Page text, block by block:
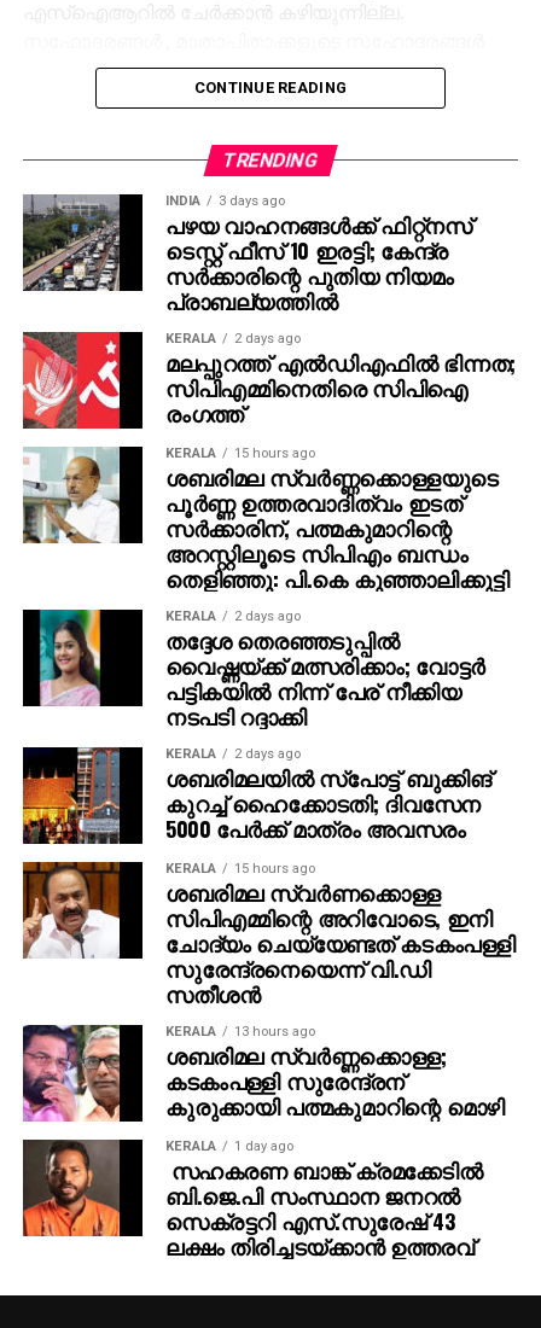
എസ്‌ഐആറില്‍ ചേര്‍ക്കാന്‍ കഴിയുന്നില്ല.
എന്നിവരുടെ വിവരങ്ങള്‍ നല്‍കിയവരുടെ ഫോമുകള്‍
ബിഎല്‍ഒമാര്‍ മാറ്റിവെക്കുകയാണെന്നും ആളുകള്‍
CONTINUE READING
TRENDING
INDIA 3 days ago
പഴയ വാഹനങ്ങള്‍ക്ക് ഫിറ്റ്‌നസ്
ടെസ്റ്റ് ഫീസ് 10 ഇരട്ടി; കേന്ദ്ര
സര്‍ക്കാരിന്റെ പുതിയ നിയമം
പ്രാബല്യത്തില്‍
KERALA 2 days ago
മലപ്പുറത്ത് എല്‍ഡിഎഫില്‍ ഭിന്നത;
സിപിഎമ്മിനെതിരെ സിപിഐ
രംഗത്ത്
KERALA 15 hours ago
ശബരിമല സ്വര്‍ണ്ണക്കൊള്ളയുടെ
പൂര്‍ണ്ണ ഉത്തരവാദിത്വം ഇടത്
സര്‍ക്കാരിന്, പത്മകുമാറിന്റെ
അറസ്റ്റിലൂടെ സിപിഎം ബന്ധം
തെളിഞ്ഞു: പി.കെ കുഞ്ഞാലിക്കുട്ടി
KERALA 2 days ago
തദ്ദേശ തെരഞ്ഞടുപ്പില്‍
വൈഷ്ണയ്ക്ക് മത്സരിക്കാം; വോട്ടര്‍
പട്ടികയില്‍ നിന്ന് പേര് നീക്കിയ
നടപടി റദ്ദാക്കി
KERALA 2 days ago
ശബരിമലയില്‍ സ്‌പോട്ട് ബുക്കിങ്
കുറച്ച് ഹൈക്കോടതി; ദിവസേന
5000 പേര്‍ക്ക് മാത്രം അവസരം
KERALA 15 hours ago
ശബരിമല സ്വര്‍ണക്കൊള്ള
സിപിഎമ്മിന്റെ അറിവോടെ, ഇനി
ചോദ്യം ചെയ്യേണ്ടത് കടകംപള്ളി
സുരേന്ദ്രനെയെന്ന് വി.ഡി
സതീശന്‍
KERALA 13 hours ago
ശബരിമല സ്വര്‍ണ്ണക്കൊള്ള;
കടകംപള്ളി സുരേന്ദ്രന്
കുരുക്കായി പത്മകുമാറിന്റെ മൊഴി
KERALA 1 day ago
സഹകരണ ബാങ്ക് ക്രമക്കേടില്‍
ബി.ജെ.പി സംസ്ഥാന ജനറല്‍
സെക്രട്ടറി എസ്.സുരേഷ് 43
ലക്ഷം തിരിച്ചടയ്ക്കാന്‍ ഉത്തരവ്